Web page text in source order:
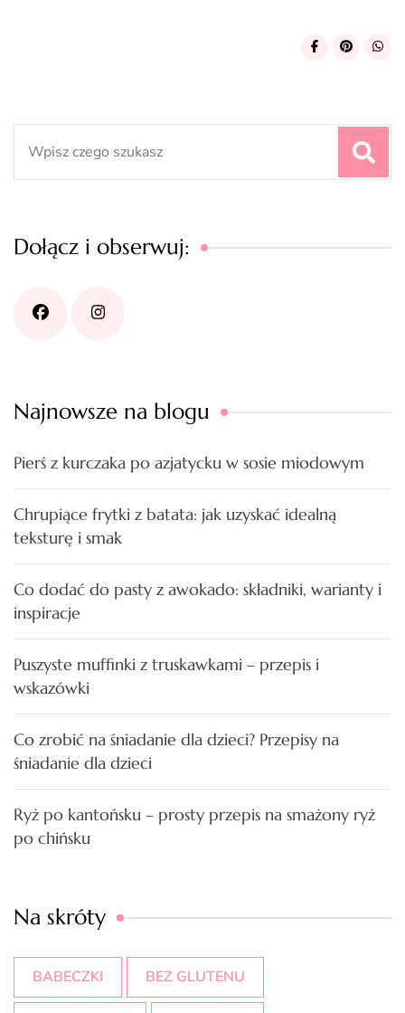
Dołącz i obserwuj:
Najnowsze na blogu
Pierś z kurczaka po azjatycku w sosie miodowym
Chrupiące frytki z batata: jak uzyskać idealną
teksturę i smak
Co dodać do pasty z awokado: składniki, warianty i
inspiracje
Puszyste muffinki z truskawkami – przepis i
wskazówki
Co zrobić na śniadanie dla dzieci? Przepisy na
śniadanie dla dzieci
Ryż po kantońsku – prosty przepis na smażony ryż
po chińsku
Na skróty
BABECZKI BEZ GLUTENU